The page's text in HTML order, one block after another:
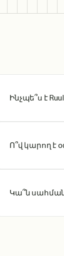
Ինչպե՞ս է
Ո՞վ կարող է
Կա՞ն